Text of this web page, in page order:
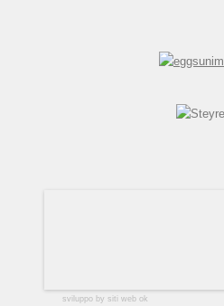
sviluppo by siti web ok